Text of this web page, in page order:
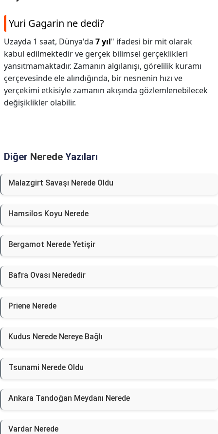
Yuri Gagarin ne dedi?
Uzayda 1 saat, Dünya'da 7 yıl" ifadesi bir mit olarak
kabul edilmektedir ve gerçek bilimsel gerçeklikleri
yansıtmamaktadır. Zamanın algılanışı, görelilik kuramı
çerçevesinde ele alındığında, bir nesnenin hızı ve
yerçekimi etkisiyle zamanın akışında gözlemlenebilecek
değişiklikler olabilir.
Diğer Nerede Yazıları
Malazgirt Savaşı Nerede Oldu
Hamsilos Koyu Nerede
Bergamot Nerede Yetişir
Bafra Ovası Nerededir
Priene Nerede
Kudus Nerede Nereye Bağlı
Tsunami Nerede Oldu
Ankara Tandoğan Meydanı Nerede
Vardar Nerede